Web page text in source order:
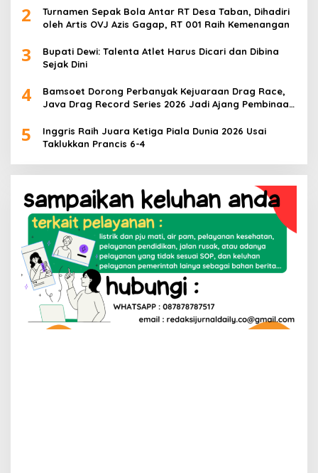
2
Turnamen Sepak Bola Antar RT Desa Taban, Dihadiri
oleh Artis OVJ Azis Gagap, RT 001 Raih Kemenangan
3
Bupati Dewi: Talenta Atlet Harus Dicari dan Dibina
Sejak Dini
4
Bamsoet Dorong Perbanyak Kejuaraan Drag Race,
Java Drag Record Series 2026 Jadi Ajang Pembinaan
5
Inggris Raih Juara Ketiga Piala Dunia 2026 Usai
Taklukkan Prancis 6-4